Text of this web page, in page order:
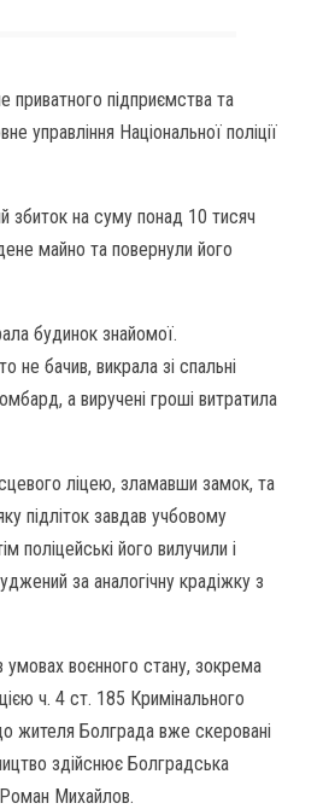
приватного підприємства та
управління Національної поліції
збиток на суму понад 10 тисяч
майно та повернули його
будинок знайомої.
не бачив, викрала зі спальні
а виручені гроші витратила
ліцею, зламавши замок, та
підліток завдав учбовому
поліцейські його вилучили і
за аналогічну крадіжку з
умовах воєнного стану, зокрема
ч. 4 ст. 185 Кримінального
жителя Болграда вже скеровані
здійснює Болградська
Роман Михайлов.